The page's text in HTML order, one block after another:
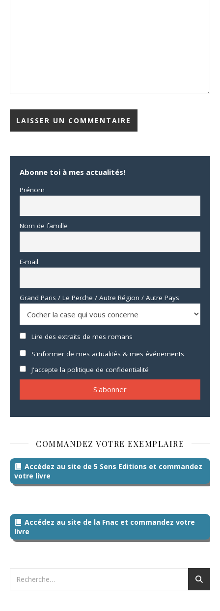
Abonne toi à mes actualités!
Prénom
Nom de famille
E-mail
Grand Paris / Le Perche / Autre Région / Autre Pays
Lire des extraits de mes romans
S'informer de mes actualités & mes événements
J'accepte la politique de confidentialité
COMMANDEZ VOTRE EXEMPLAIRE
Accédez au site de 5 Sens Editions et commandez
votre livre
Accédez au site de la Fnac et commandez votre
livre